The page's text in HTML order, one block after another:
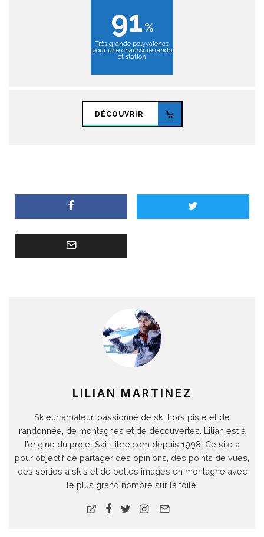
91
Très grande polyvalence
pour une chaussure rando
et station
DÉCOUVRIR
LILIAN MARTINEZ
Skieur amateur, passionné de ski hors piste et de
randonnée, de montagnes et de découvertes. Lilian est à
l’origine du projet Ski-Libre.com depuis 1998. Ce site a
pour objectif de partager des opinions, des points de vues,
des sorties à skis et de belles images en montagne avec
le plus grand nombre sur la toile.